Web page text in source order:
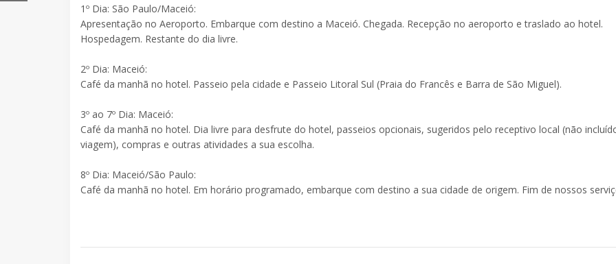
1º Dia: São Paulo/Maceió:
Apresentação no Aeroporto. Embarque com destino a Maceió. Chegada. Recepção no aeroporto e traslado ao hotel.
Hospedagem. Restante do dia livre.
2º Dia: Maceió:
Café da manhã no hotel. Passeio pela cidade e Passeio Litoral Sul (Praia do Francês e Barra de São Miguel).
3º ao 7º Dia: Maceió:
Café da manhã no hotel. Dia livre para desfrute do hotel, passeios opcionais, sugeridos pelo receptivo local (não
viagem), compras e outras atividades a sua escolha.
8º Dia: Maceió/São Paulo:
Café da manhã no hotel. Em horário programado, embarque com destino a sua cidade de origem. Fim de nossos